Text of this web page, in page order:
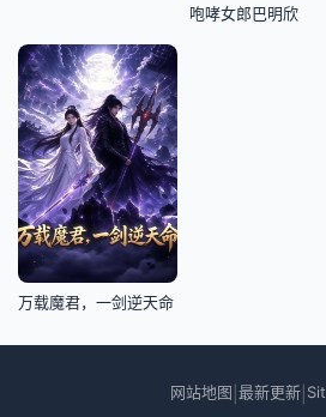
咆哮女郎巴明欣
万载魔君，一剑逆天命
网站地图 最新更新